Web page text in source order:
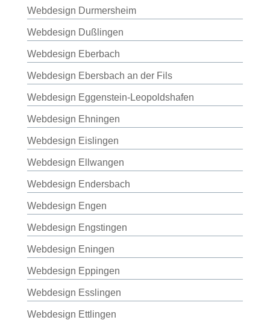
Webdesign Durmersheim
Webdesign Dußlingen
Webdesign Eberbach
Webdesign Ebersbach an der Fils
Webdesign Eggenstein-Leopoldshafen
Webdesign Ehningen
Webdesign Eislingen
Webdesign Ellwangen
Webdesign Endersbach
Webdesign Engen
Webdesign Engstingen
Webdesign Eningen
Webdesign Eppingen
Webdesign Esslingen
Webdesign Ettlingen